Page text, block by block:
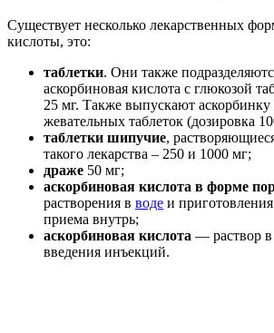
Существует несколько лекарственных
кислоты, это:
таблетки. Они также
аскорбиновая кислота с глюкозой
25 мг. Также выпускают
жевательных таблеток (дозировка
таблетки шипучие,
такого лекарства – 250 и 1000 мг;
драже 50 мг;
аскорбиновая кислота в форме
растворения в воде и
приема внутрь;
аскорбиновая кислота — раствор в
введения инъекций.